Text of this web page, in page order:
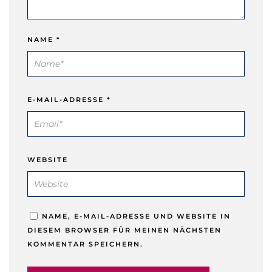
NAME *
E-MAIL-ADRESSE *
WEBSITE
NAME, E-MAIL-ADRESSE UND WEBSITE IN
DIESEM BROWSER FÜR MEINEN NÄCHSTEN
KOMMENTAR SPEICHERN.